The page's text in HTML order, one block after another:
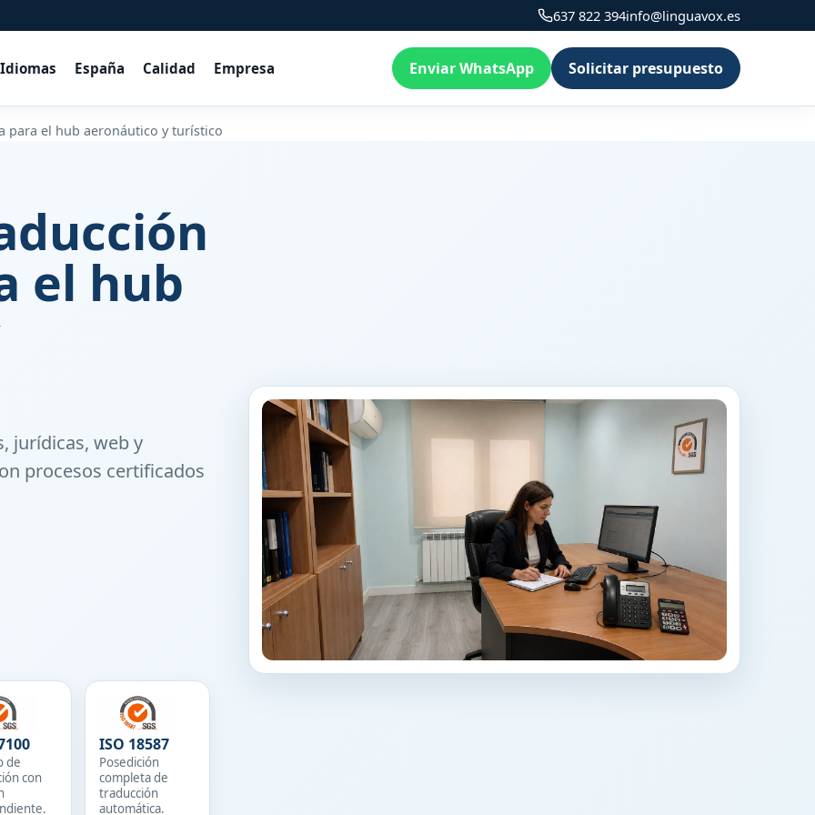
637 822 394info@linguavox.es
Idiomas España Calidad Empresa Enviar WhatsApp Solicitar presupuesto
para el hub aeronáutico y turístico
el hub
jurídicas, web y
procesos certificados
de
con
ISO 18587
Posedición
completa de
traducción
automática.